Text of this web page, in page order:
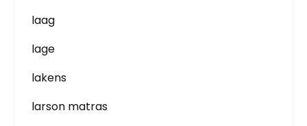
laag
lage
lakens
larson matras